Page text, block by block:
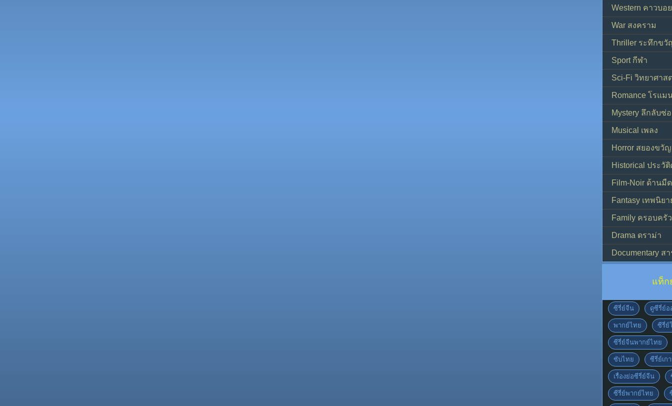
Western คาวบอ
War สงคราม
Thriller ระทึกขวั
Sport กีฬา
Sci-Fi วิทยาศาส
Romance โรแม
Mystery ลึกลับซ่
Musical เพลง
Horror สยองขวัญ
Historical ประวั
Film-Noir ด้านมื
Fantasy เทพนิยา
Family ครอบครัว
Drama ดราม่า
Documentary ส
แท็ก
ซีรี่ย์จีน ดูซีรี่ย์อ
พากย์ไทย ซีรี่ย์
ซีรี่ย์จีนพากย์ไทย
ซับไทย ซีรี่ย์เก
เรื่องย่อซีรี่ย์จีน
ซีรี่ย์พากย์ไทย